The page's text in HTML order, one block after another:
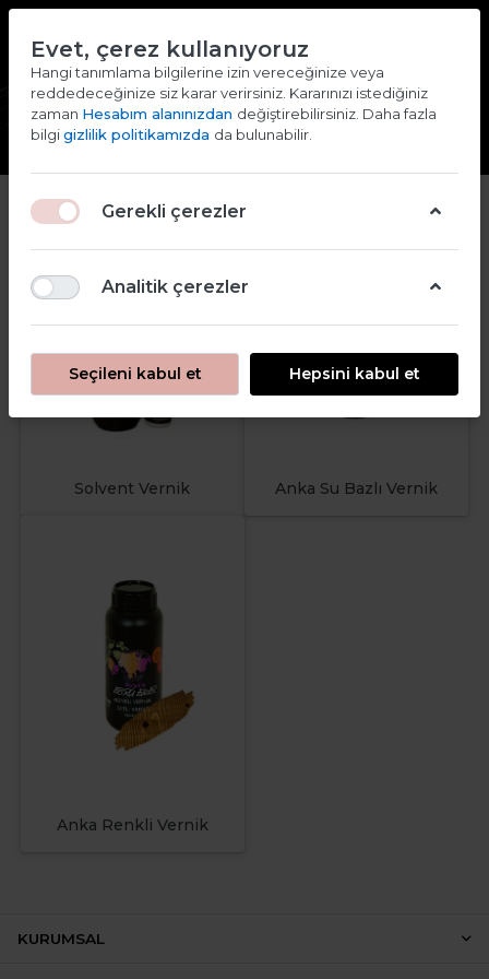
Giriş yap Kaydol
Solvent Vernik Anka Su Bazlı Vernik
Anka Renkli Vernik
KURUMSAL
Evet, çerez kullanıyoruz
Hangi tanımlama bilgilerine izin vereceğinize veya
reddedeceğinize siz karar verirsiniz. Kararınızı istediğiniz
zaman Hesabım alanınızdan değiştirebilirsiniz. Daha fazla
bilgigizlilik politikamızda da bulunabilir.
Gerekli çerezler
Analitik çerezler
Seçileni kabul et Hepsini kabul et